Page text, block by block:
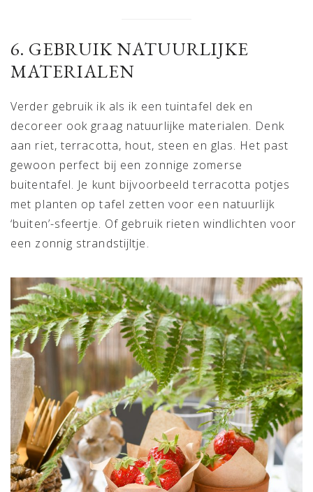
6. GEBRUIK NATUURLIJKE
MATERIALEN
Verder gebruik ik als ik een tuintafel dek en
decoreer ook graag natuurlijke materialen. Denk
aan riet, terracotta, hout, steen en glas. Het past
gewoon perfect bij een zonnige zomerse
buitentafel. Je kunt bijvoorbeeld terracotta potjes
met planten op tafel zetten voor een natuurlijk
‘buiten’-sfeertje. Of gebruik rieten windlichten voor
een zonnig strandstijltje.